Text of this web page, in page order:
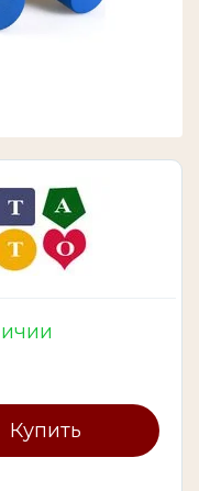
Купить